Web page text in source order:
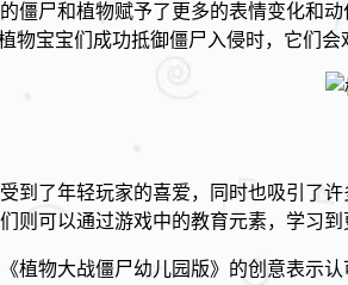
僵尸和植物赋予了更多的表情变化和
物宝宝们成功抵御僵尸入侵时，它们
到了年轻玩家的喜爱，同时也吸引了
则可以通过游戏中的教育元素，学习到
植物大战僵尸幼儿园版》的创意表示